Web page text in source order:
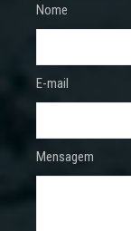
Nome
E-mail
Mensagem